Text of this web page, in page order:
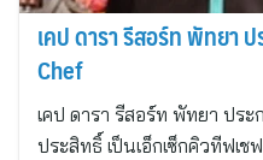
เคป ดารา รีสอร์ท พัทยา
Chef
เคป ดารา รีสอร์ท พัทยา ประ
ประสิทธิ์ เป็นเอ็กเซ็กคิวทีฟเ